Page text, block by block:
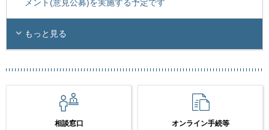
メント(意見公募)を実施する予定です
もっと見る
相談窓口 オンライン手続等